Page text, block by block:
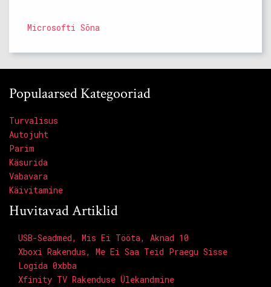
Microsofti Sõna
Populaarsed Kategooriad
Turvalisus
Autojuht
Parim
Käsurida
Vabavara
Käivitamine
Huvitavad Artiklid
USB-Seadmed, Mis Ei Tööta, Aknad 10
Xboxi Rakendus, Me Ei Saa Teid Praegu Sisse
Logida 0xbba
Xfinity TV Rakenduse Ülekandmine